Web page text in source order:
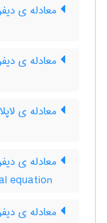
معادله ی
معادله ی
معادله ی
معادله ی
equation
معادله ی